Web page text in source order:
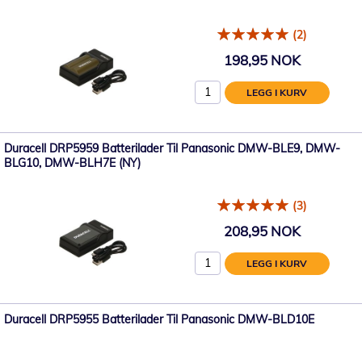
(2)
198,95 NOK
LEGG I KURV
Duracell DRP5959 Batterilader Til Panasonic DMW-BLE9, DMW-
BLG10, DMW-BLH7E (NY)
(3)
208,95 NOK
LEGG I KURV
Duracell DRP5955 Batterilader Til Panasonic DMW-BLD10E